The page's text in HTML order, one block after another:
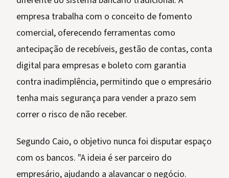
empresa trabalha com o conceito de fomento
comercial, oferecendo ferramentas como
antecipação de recebíveis, gestão de contas, conta
digital para empresas e boleto com garantia
contra inadimplência, permitindo que o empresário
tenha mais segurança para vender a prazo sem
correr o risco de não receber.
Segundo Caio, o objetivo nunca foi disputar espaço
com os bancos. "A ideia é ser parceiro do
empresário, ajudando a alavancar o negócio.